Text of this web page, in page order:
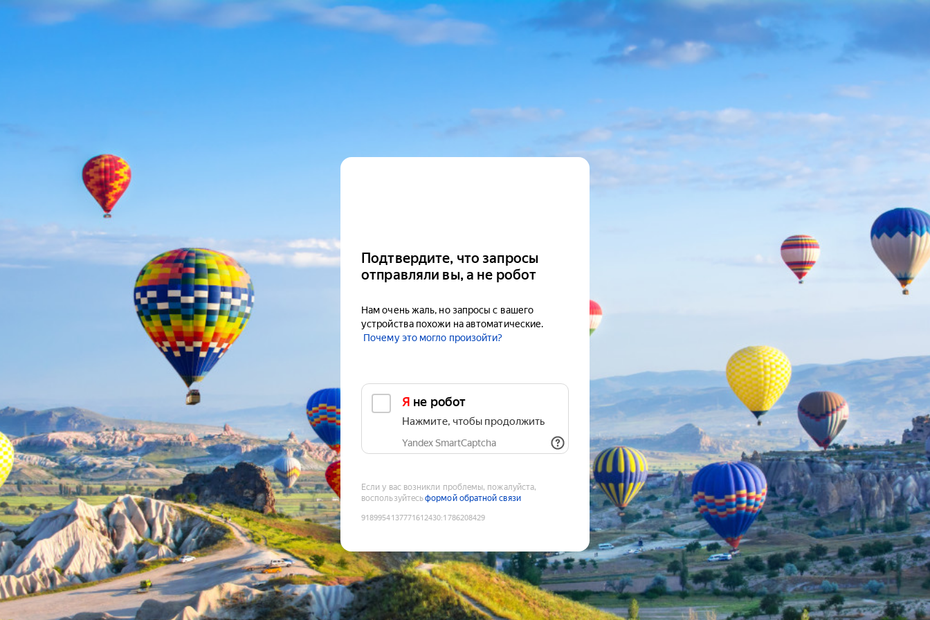
Подтвердите, что запросы
отправляли вы, а не робот
Нам очень жаль, но запросы с вашего
устройства похожи на автоматические.
Почему это могло произойти?
Я не робот
Нажмите, чтобы продолжить
Yandex SmartCaptcha
Если у вас возникли проблемы, пожалуйста,
воспользуйтесьформой обратной связи
9189954137771612430:1786208429